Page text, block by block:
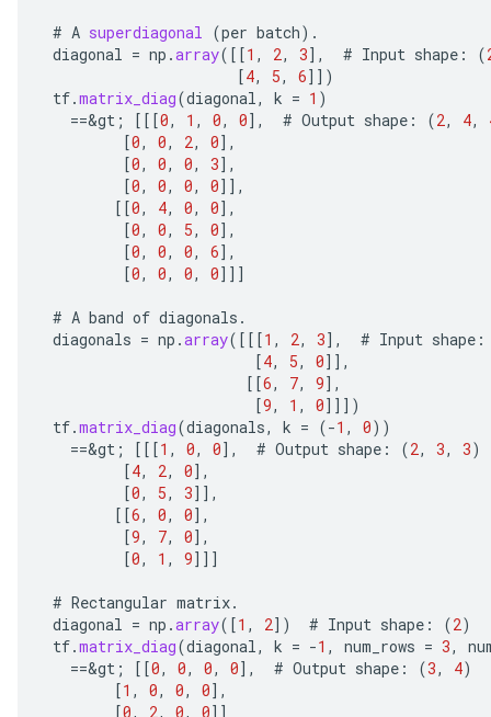
# A superdiagonal (per batch).
diagonal = np .array( [[1 , 2, 3] , # Input shape : (
[4, 5, 6]] )
tf.matrix_diag(diagonal, k = 1 )
==&gt ; [[[0, 1 , 0, 0] , # Output shape : (2, 4,
[0, 0, 2, 0] ,
[0, 0, 0, 3] ,
[0, 0, 0, 0]] ,
[[0, 4, 0, 0] ,
[0, 0, 5, 0] ,
[0, 0, 0, 6] ,
[0, 0, 0, 0]]]
# A band of diagonals .
diagonals = np .array( [[[1 , 2, 3] , # Input shape :
[4, 5, 0]] ,
[[6, 7, 9] ,
[9, 1 , 0]]] )
tf.matrix_diag(diagonals, k = (-1 , 0))
==&gt ; [[[1 , 0, 0] , # Output shape : (2, 3, 3)
[4, 2, 0] ,
[0, 5, 3]] ,
[[6, 0, 0] ,
[9, 7, 0] ,
[0, 1 , 9]]]
# Rectangular matrix.
diagonal = np .array( [1 , 2] ) # Input shape : (2)
tf.matrix_diag(diagonal, k = -1 , num_rows = 3,
==&gt ; [[0, 0, 0, 0] , # Output shape : (3, 4)
[1 , 0, 0, 0] ,
[0, 2, 0, 0]]